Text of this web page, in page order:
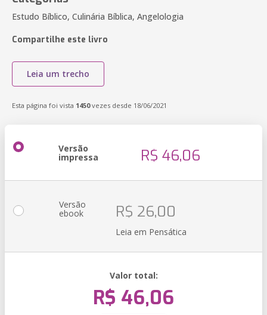
Estudo Bíblico, Culinária Bíblica, Angelologia
Compartilhe este livro
Leia um trecho
Esta página foi vista 1450vezes desde 18/06/2021
Versão
impressa R$ 46,06
Versão
ebook R$ 26,00
Leia em Pensática
Valor total:
R$ 46,06